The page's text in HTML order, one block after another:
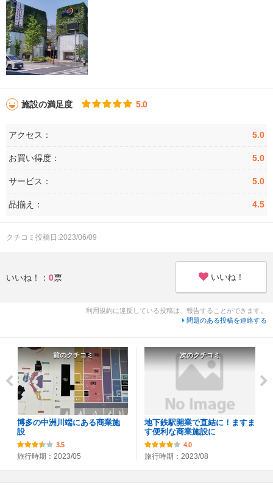
施設の満足度 5.0
アクセス： 5.0
お買い得度： 5.0
サービス： 5.0
品揃え： 4.5
クチコミ投稿日:2023/06/09
いいね！： 0票 いいね！
利用規約に違反している投稿は、報告することができます。
問題のある投稿を連絡する
前のクチコミ
博多の中洲川端にある商業施
設
3.5
旅行時期：2023/05
次のクチコミ
地下鉄駅開業で直結に！ますま
す便利な商業施設に
4.0
旅行時期：2023/08